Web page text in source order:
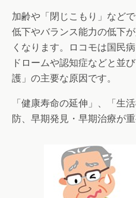
加齢や「閉じこもり」など
低下やバランス能力の低下
くなります。ロコモは国民
ドロームや認知症などと並
護」の主要な原因です。
「健康寿命の延伸」、「生
防、早期発見・早期治療が重